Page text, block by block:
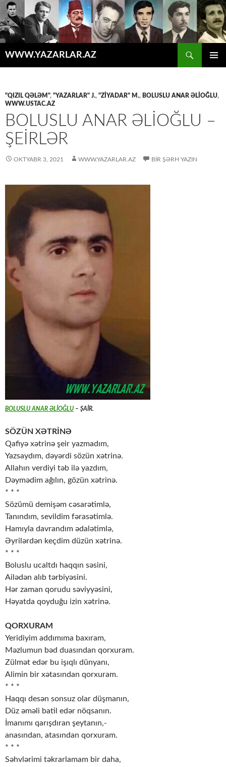
WWW.YAZARLAR.AZ
"QIZIL QƏLƏM", "YAZARLAR" J., "ZİYADAR" M., BOLUSLU ANAR ƏLIOĞLU,
WWW.USTAC.AZ
BOLUSLU ANAR ƏLIOĞLU –
ŞEIRLƏR
OKTYABR 3, 2021 WWW.YAZARLAR.AZ BIR ŞƏRH YAZIN
BOLUSLU ANAR ƏLİOĞLU – ŞAİR.
SÖZÜN XƏTRİNƏ
Qafiyə xətrinə şeir yazmadım,
Yazsaydım, dəyərdi sözün xətrinə.
Allahın verdiyi təb ilə yazdım,
Dəymədim ağılın, gözün xətrinə.
* * *
Sözümü demişəm cəsarətimlə,
Tanındım, sevildim fərasətimlə.
Hamıyla davrandım ədalətimlə,
Əyrilərdən keçdim düzün xətrinə.
* * *
Boluslu ucaltdı haqqın səsini,
Ailədən alıb tərbiyəsini.
Hər zaman qorudu səviyyəsini,
Həyatda qoyduğu izin xətrinə.
QORXURAM
Yeridiyim addımıma baxıram,
Məzlumun bəd duasından qorxuram.
Zülmət edər bu işıqlı dünyanı,
Alimin bir xətasından qorxuram.
* * *
Haqqı desən sonsuz olar düşmanın,
Düz əməli batil edər nöqsanın.
İmanımı qarışdıran şeytanın,-
anasından, atasından qorxuram.
* * *
Səhvlərimi təkrarlamam bir daha,